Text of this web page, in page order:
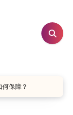
何保障？